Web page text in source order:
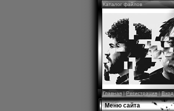
Каталог файлов
Главная|Регистрация|Вход
Меню сайта